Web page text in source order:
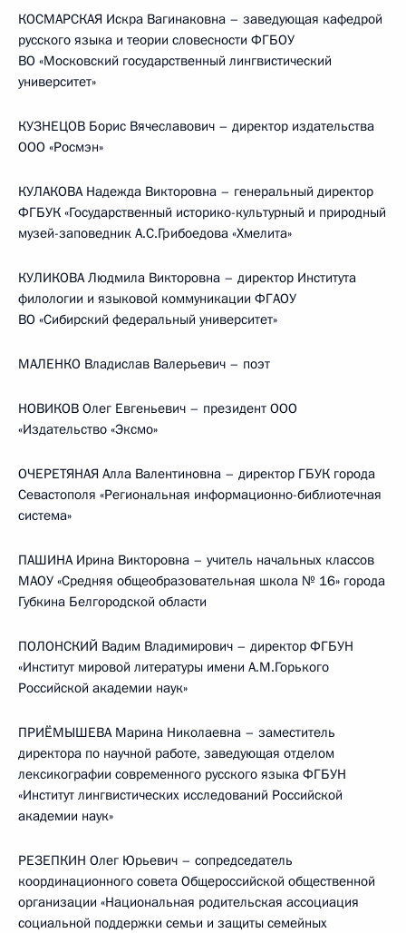
КОСМАРСКАЯ Искра Вагинаковна – заведующая кафедрой
русского языка и теории словесности ФГБОУ
ВО «Московский государственный лингвистический
университет»
КУЗНЕЦОВ Борис Вячеславович – директор издательства
ООО «Росмэн»
КУЛАКОВА Надежда Викторовна – генеральный директор
ФГБУК «Государственный историко-культурный и природный
музей-заповедник А.С.Грибоедова «Хмелита»
КУЛИКОВА Людмила Викторовна – директор Института
филологии и языковой коммуникации ФГАОУ
ВО «Сибирский федеральный университет»
МАЛЕНКО Владислав Валерьевич – поэт
НОВИКОВ Олег Евгеньевич – президент ООО
«Издательство «Эксмо»
ОЧЕРЕТЯНАЯ Алла Валентиновна – директор ГБУК города
Севастополя «Региональная информационно-библиотечная
система»
ПАШИНА Ирина Викторовна – учитель начальных классов
МАОУ «Средняя общеобразовательная школа № 16» города
Губкина Белгородской области
ПОЛОНСКИЙ Вадим Владимирович – директор ФГБУН
«Институт мировой литературы имени А.М.Горького
Российской академии наук»
ПРИЁМЫШЕВА Марина Николаевна – заместитель
директора по научной работе, заведующая отделом
лексикографии современного русского языка ФГБУН
«Институт лингвистических исследований Российской
академии наук»
РЕЗЕПКИН Олег Юрьевич – сопредседатель
координационного совета Общероссийской общественной
организации «Национальная родительская ассоциация
социальной поддержки семьи и защиты семейных